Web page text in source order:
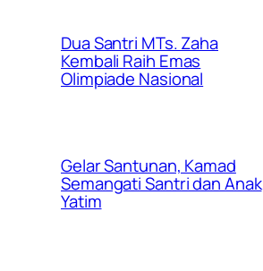
Dua Santri MTs. Zaha
Kembali Raih Emas
Olimpiade Nasional
Gelar Santunan, Kamad
Semangati Santri dan Anak
Yatim